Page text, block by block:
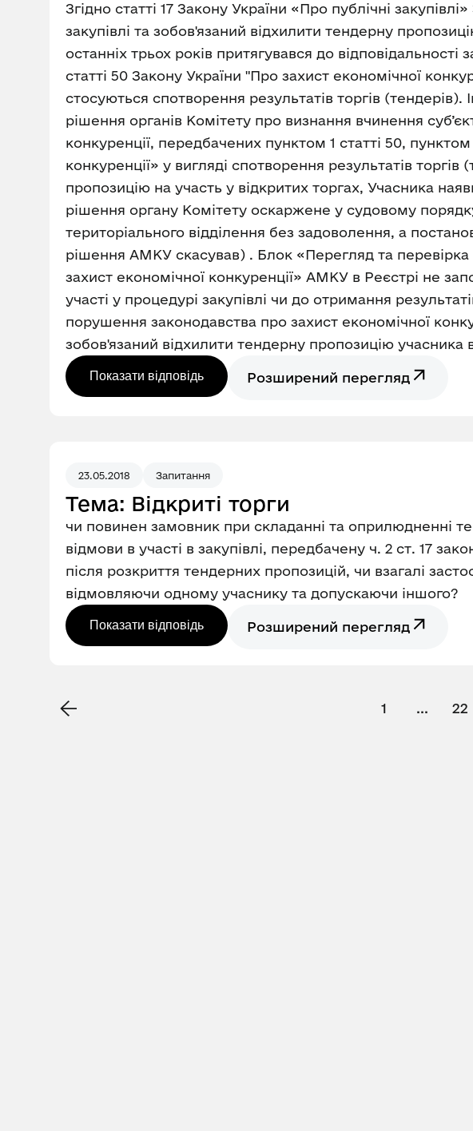
Згідно статті 17 Закону України «Про публічні
закупівлі та зобов'язаний відхилити тендерну
останніх трьох років притягувався до
статті 50 Закону України "Про захист економічної
стосуються спотворення результатів торгів
рішення органів Комітету про визнання вчинення
конкуренції, передбачених пунктом 1 статті 50,
конкуренції» у вигляді спотворення результатів
пропозицію на участь у відкритих торгах, Учасника
рішення органу Комітету оскаржене у судовому
територіального відділення без задоволення, а
рішення АМКУ скасував) . Блок «Перегляд та
захист економічної конкуренції» АМКУ в Реєстрі не
участі у процедурі закупівлі чи до отримання
порушення законодавства про захист економічної
зобов'язаний відхилити тендерну пропозицію учасника
Показати відповідь Розширений перегляд
23.05.2018 Запитання
Тема: Відкриті торги
чи повинен замовник при складанні та оприлюдненні
відмови в участі в закупівлі, передбачену ч. 2 ст. 17
після розкриття тендерних пропозицій, чи взагалі
відмовляючи одному учаснику та допускаючи іншого?
Показати відповідь Розширений перегляд
1 ... 22